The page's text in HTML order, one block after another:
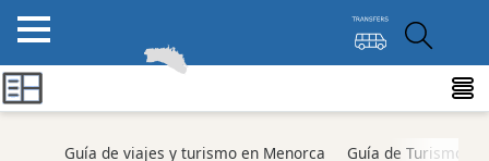
Guía de viajes y turismo en Menorca Guía de Turismo